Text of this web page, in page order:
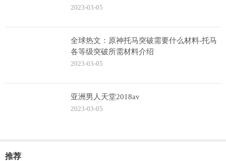
2023-03-05
全球热文：原神托马突破需要什么材料-托马
各等级突破所需材料介绍
2023-03-05
亚洲男人天堂2018av
2023-03-05
推荐